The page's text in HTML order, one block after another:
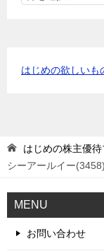
はじめの欲しいも
はじめの株主優
シーアールイー
MENU
お問い合わせ